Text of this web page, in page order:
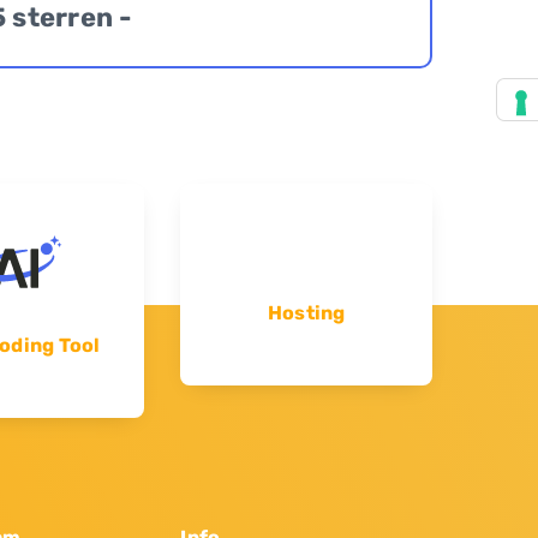
sterren -
Tool
Hosting